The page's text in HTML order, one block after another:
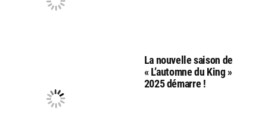
La nouvelle saison de
« L’automne du King »
2025 démarre !